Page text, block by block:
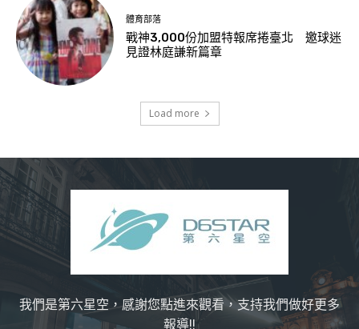
體育部落
戰神3,000份加盟特報席捲臺北 邀球迷
見證林庭謙新篇章
Load more
我們是第六星空，感謝您點進來觀看，支持我們做好更多
報導!!